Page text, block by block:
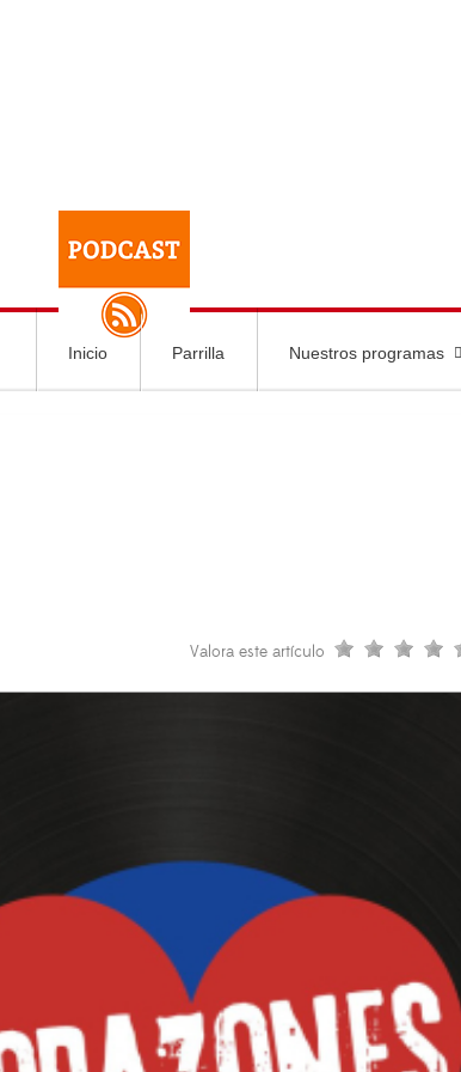
Inicio Parrilla Nuestros programas
Valora este artículo